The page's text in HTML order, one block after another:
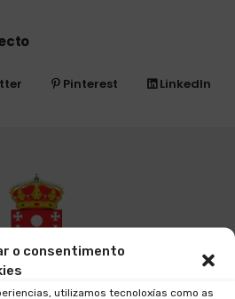
o consentimento
utilizamos tecnoloxías como as
Pinterest LinkedIn